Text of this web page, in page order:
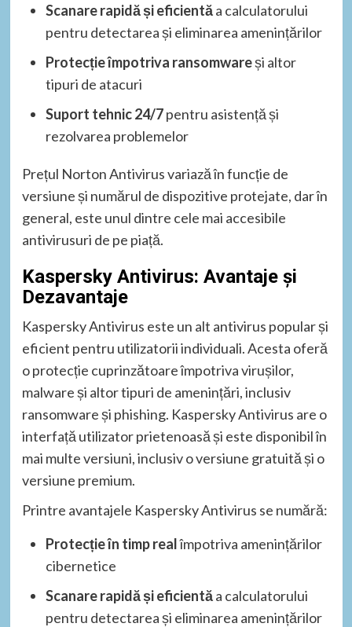
Scanare rapidă și eficientăa calculatorului
pentru detectarea și eliminarea amenințărilor
Protecție împotriva ransomwareși altor
tipuri de atacuri
Suport tehnic 24/7pentru asistență și
rezolvarea problemelor
Prețul Norton Antivirus variază în funcție de
versiune și numărul de dispozitive protejate, dar în
general, este unul dintre cele mai accesibile
antivirusuri de pe piață.
Kaspersky Antivirus: Avantaje și
Dezavantaje
Kaspersky Antivirus este un alt antivirus popular și
eficient pentru utilizatorii individuali. Acesta oferă
o protecție cuprinzătoare împotriva virușilor,
malware și altor tipuri de amenințări, inclusiv
ransomware și phishing. Kaspersky Antivirus are o
interfață utilizator prietenoasă și este disponibil în
mai multe versiuni, inclusiv o versiune gratuită și o
versiune premium.
Printre avantajele Kaspersky Antivirus se numără:
Protecție în timp realîmpotriva amenințărilor
cibernetice
Scanare rapidă și eficientăa calculatorului
pentru detectarea și eliminarea amenințărilor